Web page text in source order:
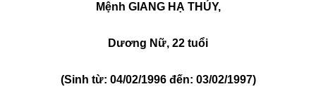
Mệnh GIANG HẠ THỦY,
Dương Nữ, 22 tuổi
(Sinh từ: 04/02/1996 đến: 03/02/1997)